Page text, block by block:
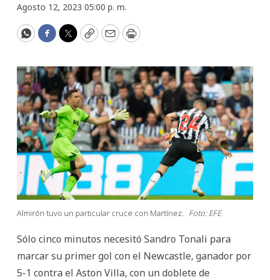
Agosto 12, 2023 05:00 p. m.
WhatsApp
Facebook
Twitter
CopyEmailPrint
Almirón tuvo un particular cruce con Martínez. Foto: EFE
Sólo cinco minutos necesitó Sandro Tonali para
marcar su primer gol con el Newcastle, ganador por
5-1 contra el Aston Villa, con un doblete de